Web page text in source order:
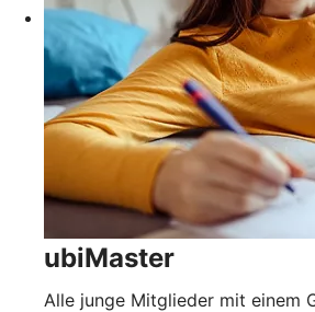
ubiMaster
Alle junge Mitglieder mit einem